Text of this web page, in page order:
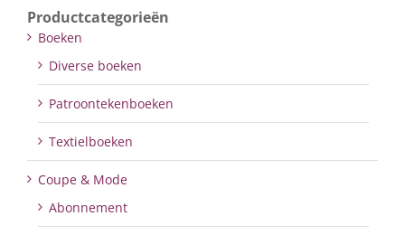
Productcategorieën
Boeken
Diverse boeken
Patroontekenboeken
Textielboeken
Coupe & Mode
Abonnement